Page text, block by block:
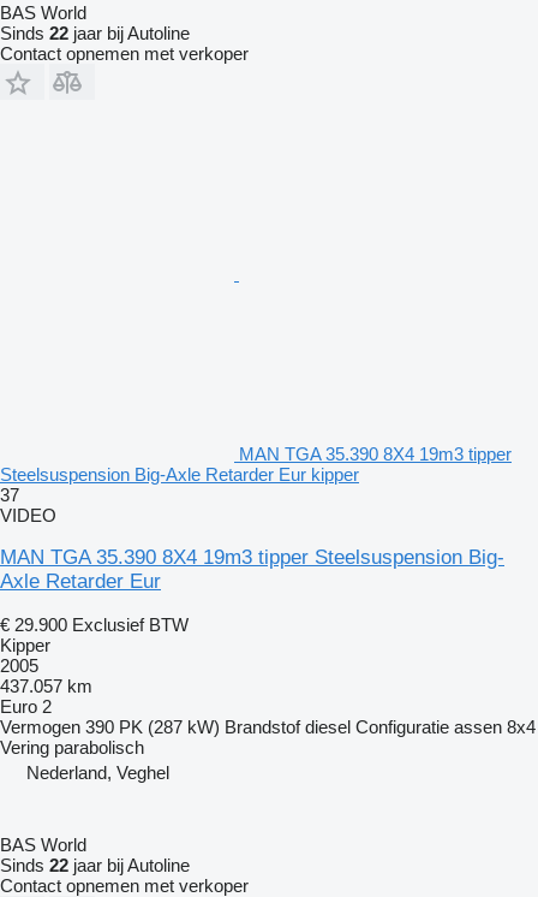
BAS World
Sinds 22 jaar bij Autoline
Contact opnemen met verkoper
MAN TGA 35.390 8X4 19m3 tipper
Steelsuspension Big-Axle Retarder Eur kipper
37
VIDEO
MAN TGA 35.390 8X4 19m3 tipper Steelsuspension Big-
Axle Retarder Eur
€ 29.900 Exclusief BTW
Kipper
2005
437.057 km
Euro 2
Vermogen 390 PK (287 kW) Brandstof diesel Configuratie assen 8x4
Vering parabolisch
Nederland, Veghel
BAS World
Sinds 22 jaar bij Autoline
Contact opnemen met verkoper